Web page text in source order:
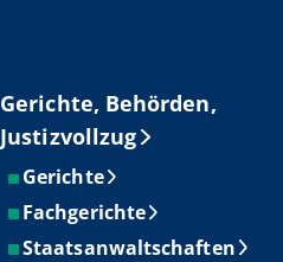
Gerichte, Behörden,
Justizvollzug
Gerichte
Fachgerichte
Staatsanwaltschaften